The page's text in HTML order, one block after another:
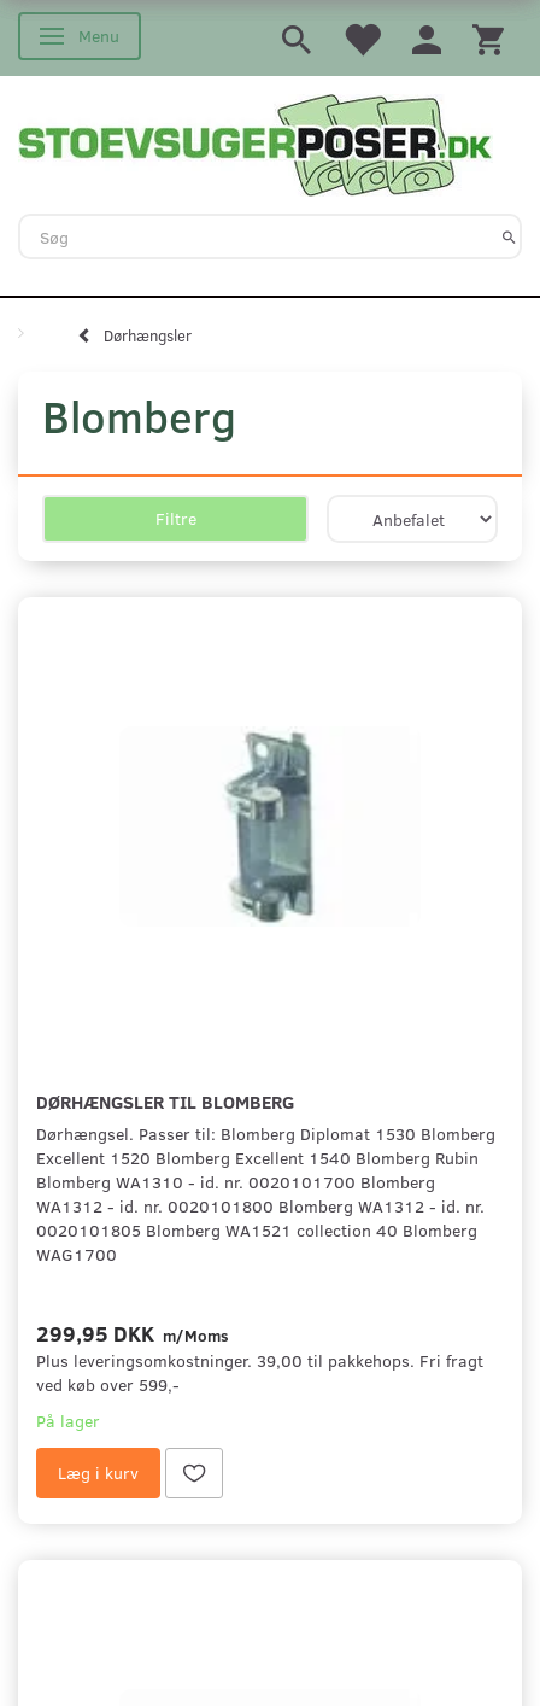
Skifte navigation
Menu
Dørhængsler
Blomberg
Filtre
DØRHÆNGSLER TIL BLOMBERG
Dørhængsel. Passer til: Blomberg Diplomat 1530 Blomberg
Excellent 1520 Blomberg Excellent 1540 Blomberg Rubin
Blomberg WA1310 - id. nr. 0020101700 Blomberg
WA1312 - id. nr. 0020101800 Blomberg WA1312 - id. nr.
0020101805 Blomberg WA1521 collection 40 Blomberg
WAG1700
299,95 DKK m/Moms
Plus leveringsomkostninger. 39,00 til pakkehops. Fri fragt
ved køb over 599,-
På lager
Læg i kurv